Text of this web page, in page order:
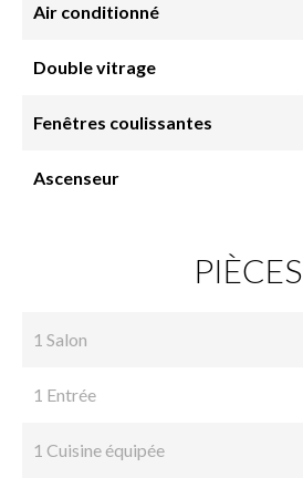
Air conditionné
Double vitrage
Fenêtres coulissantes
Ascenseur
PIÈCES
1 Salon
1 Entrée
1 Cuisine équipée